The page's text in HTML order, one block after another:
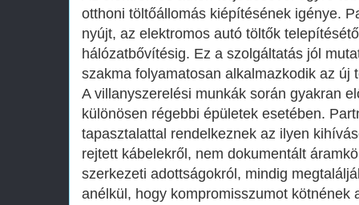
otthoni töltőállomás kiépítésének igénye.
nyújt, az elektromos autó töltők
hálózatbővítésig. Ez a szolgáltatás jól
szakma folyamatosan alkalmazkodik az új
A villanyszerelési munkák során gyakran
különösen régebbi épületek esetében.
tapasztalattal rendelkeznek az ilyen
rejtett kábelekről, nem dokumentált
szerkezeti adottságokról, mindig
anélkül, hogy kompromisszumot kötnének